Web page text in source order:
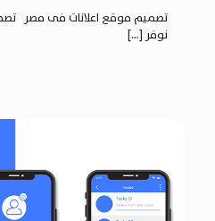
تصميم موقع اعلانات فى مصر
نوفر[…]